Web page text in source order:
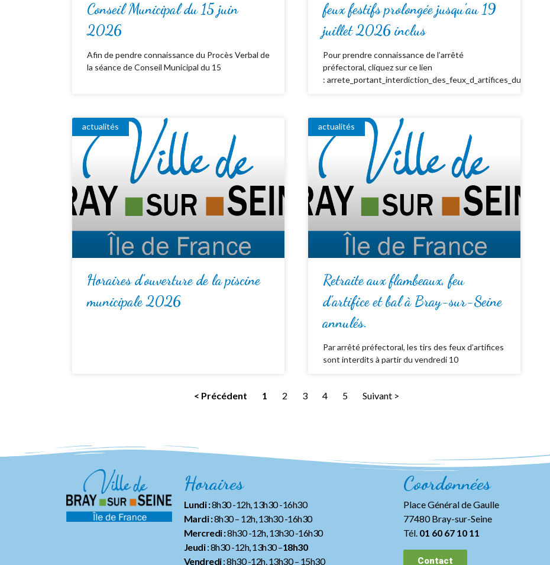
Conseil Municipal du 15 juin
2026
Afin de pendre connaissance du Procès Verbal de
la séance de Conseil Municipal du 15
feux festifs prolongée jusqu’au 19
juillet 2026 inclus
Pour prendre connaissance de l’arrêté
préfectoral, cliquez sur ce lien
:
actualités
Horaires d’ouverture de la piscine
municipale 2026
actualités
Retraite aux flambeaux, feu
d’artifice et bal à Bray-sur-Seine
annulés.
Par arrêté préfectoral, les tirs des feux d’artifices
sont interdits à partir du vendredi 10
< Précédent 1 2 3 4 5 Suivant >
Horaires
Lundi :8h30 -12h, 13h30 -16h30
Mardi :8h30 – 12h, 13h30 -16h30
Mercredi :8h30 -12h, 13h30 -16h30
Jeudi: 8h30 -12h, 13h30 –18h30
Vendredi: 8h30 -12h, 13h30– 15h30
Coordonnées
Place Général de Gaulle
77480 Bray-sur-Seine
Tél. 01 60 67 10 11
Contact